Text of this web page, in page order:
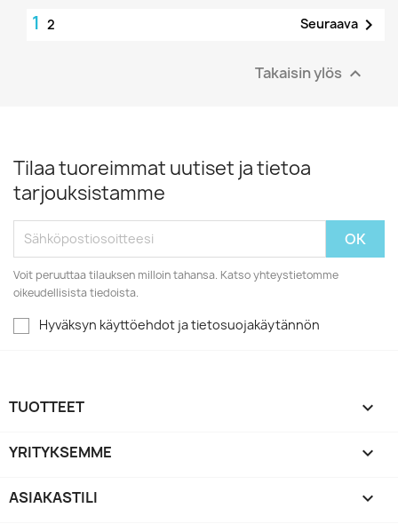
1 2 Seuraava 
Takaisin ylös 
Tilaa tuoreimmat uutiset ja tietoa
tarjouksistamme
Voit peruuttaa tilauksen milloin tahansa. Katso yhteystietomme
oikeudellisista tiedoista.
Hyväksyn käyttöehdot ja tietosuojakäytännön
TUOTTEET 
YRITYKSEMME 
ASIAKASTILI 